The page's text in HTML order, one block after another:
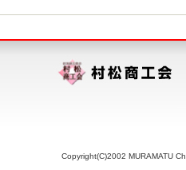
Copyright(C)2002 MURAMATU